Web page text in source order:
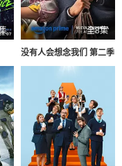
全8集
没有人会想念我们 第二季